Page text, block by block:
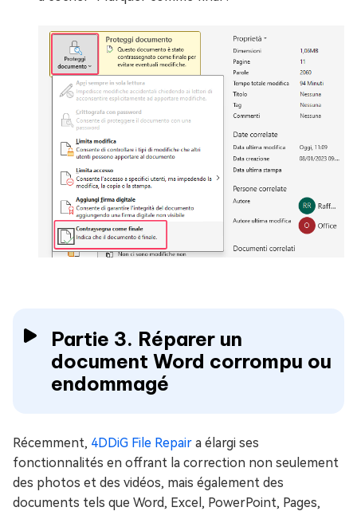
Partie 3. Réparer un
document Word corrompu ou
endommagé
Récemment, 4DDiG File Repair a élargi ses
fonctionnalités en offrant la correction non seulement
des photos et des vidéos, mais également des
documents tels que Word, Excel, PowerPoint, Pages,